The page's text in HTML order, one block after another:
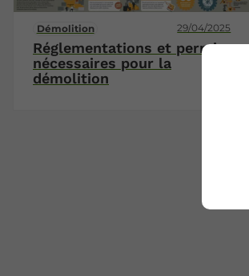
Démolition 29/04/2025
Réglementations et permis
nécessaires pour la
démolition